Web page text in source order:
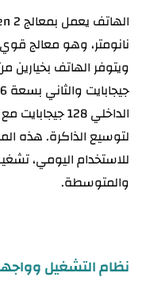
نانومتر، وهو معالج
لتوسيع الذاكرة. هذه
للاستخدام اليومي،
والمتوسطة.
نظام التشغيل